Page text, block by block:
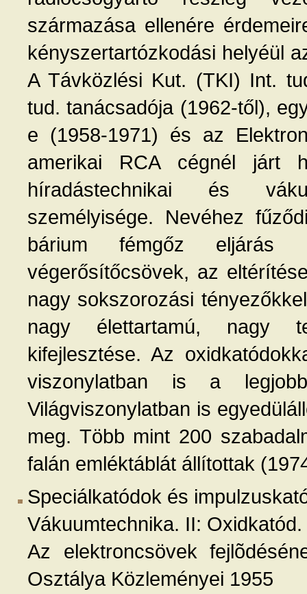
származása ellenére
kényszertartózkodási helyéül
A Távközlési Kut. (TKI) Int.
tud. tanácsadója (1962-től),
e (1958-1971) és az
amerikai RCA cégnél járt
híradástechnikai és
személyisége. Nevéhez
bárium fémgőz eljárás
végerősítőcsövek, az
nagy sokszorozási
nagy élettartamú, nagy
kifejlesztése. Az
viszonylatban is a
Világviszonylatban is
meg. Több mint 200
falán emléktáblát állítottak
Speciálkatódok és
Vákuumtechnika. II:
Az elektroncsövek
Osztálya Közleményei 1955